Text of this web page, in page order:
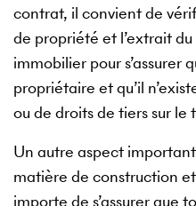
contrat, il convient de
de propriété et l’extrait
immobilier pour s’assurer
propriétaire et qu’il
ou de droits de tiers sur le
Un autre aspect
matière de construction
importe de s’assurer que